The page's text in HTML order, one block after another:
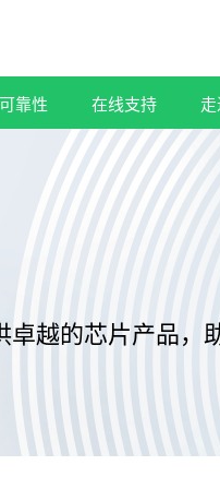
靠性 在线支持
越的芯片产品，